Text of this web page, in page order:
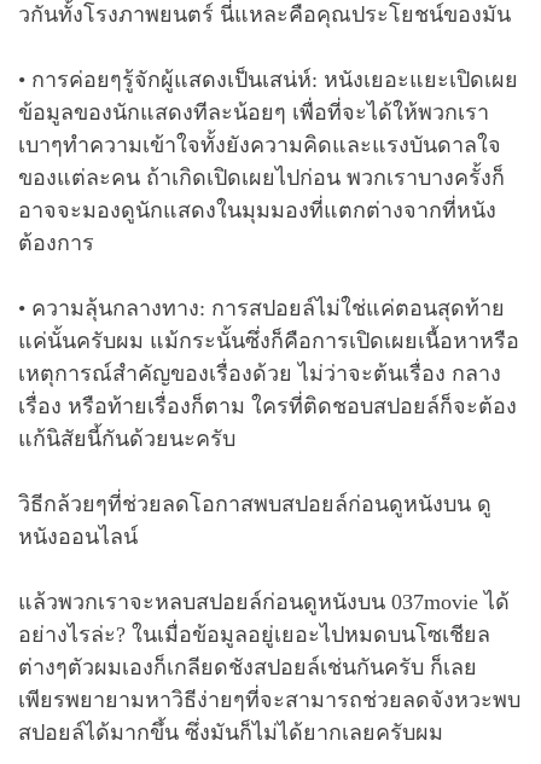
วกันทั้งโรงภาพยนตร์ นี่แหละคือคุณประโยชน์ของมัน
• การค่อยๆรู้จักผู้แสดงเป็นเสน่ห์: หนังเยอะแยะเปิดเผย
ข้อมูลของนักแสดงทีละน้อยๆ เพื่อที่จะได้ให้พวกเรา
เบาๆทำความเข้าใจทั้งยังความคิดและแรงบันดาลใจ
ของแต่ละคน ถ้าเกิดเปิดเผยไปก่อน พวกเราบางครั้งก็
อาจจะมองดูนักแสดงในมุมมองที่แตกต่างจากที่หนัง
ต้องการ
• ความลุ้นกลางทาง: การสปอยล์ไม่ใช่แค่ตอนสุดท้าย
แค่นั้นครับผม แม้กระนั้นซึ่งก็คือการเปิดเผยเนื้อหาหรือ
เหตุการณ์สำคัญของเรื่องด้วย ไม่ว่าจะต้นเรื่อง กลาง
เรื่อง หรือท้ายเรื่องก็ตาม ใครที่ติดชอบสปอยล์ก็จะต้อง
แก้นิสัยนี้กันด้วยนะครับ
วิธีกล้วยๆที่ช่วยลดโอกาสพบสปอยล์ก่อนดูหนังบน ดู
หนังออนไลน์
แล้วพวกเราจะหลบสปอยล์ก่อนดูหนังบน 037movie ได้
อย่างไรล่ะ? ในเมื่อข้อมูลอยู่เยอะไปหมดบนโซเชียล
ต่างๆตัวผมเองก็เกลียดชังสปอยล์เช่นกันครับ ก็เลย
เพียรพยายามหาวิธีง่ายๆที่จะสามารถช่วยลดจังหวะพบ
สปอยล์ได้มากขึ้น ซึ่งมันก็ไม่ได้ยากเลยครับผม